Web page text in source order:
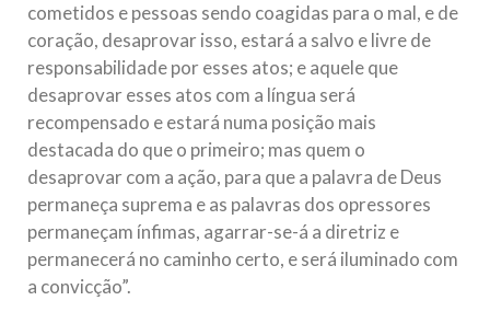
cometidos e pessoas sendo coagidas para o mal, e de
coração, desaprovar isso, estará a salvo e livre de
responsabilidade por esses atos; e aquele que
desaprovar esses atos com a língua será
recompensado e estará numa posição mais
destacada do que o primeiro; mas quem o
desaprovar com a ação, para que a palavra de Deus
permaneça suprema e as palavras dos opressores
permaneçam ínfimas, agarrar-se-á a diretriz e
permanecerá no caminho certo, e será iluminado com
a convicção”.